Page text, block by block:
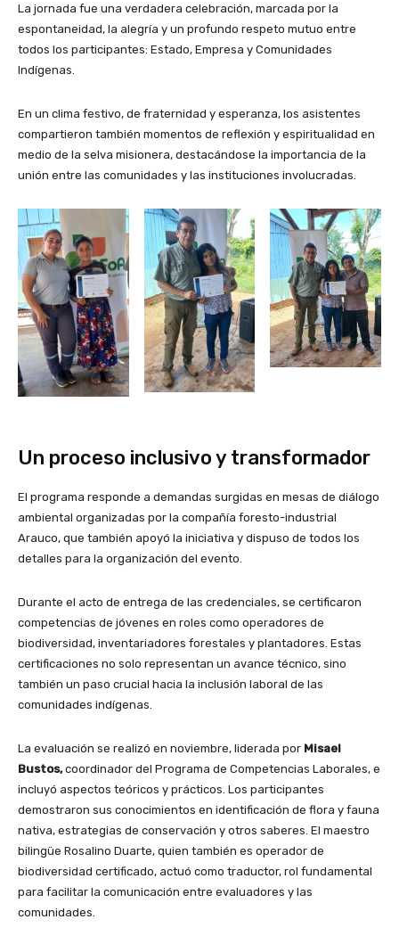
La jornada fue una verdadera celebración, marcada por la
espontaneidad, la alegría y un profundo respeto mutuo entre
todos los participantes: Estado, Empresa y Comunidades
Indígenas.
En un clima festivo, de fraternidad y esperanza, los asistentes
compartieron también momentos de reflexión y espiritualidad en
medio de la selva misionera, destacándose la importancia de la
unión entre las comunidades y las instituciones involucradas.
Un proceso inclusivo y transformador
El programa responde a demandas surgidas en mesas de diálogo
ambiental organizadas por la compañía foresto-industrial
Arauco, que también apoyó la iniciativa y dispuso de todos los
detalles para la organización del evento.
Durante el acto de entrega de las credenciales, se certificaron
competencias de jóvenes en roles como operadores de
biodiversidad, inventariadores forestales y plantadores. Estas
certificaciones no solo representan un avance técnico, sino
también un paso crucial hacia la inclusión laboral de las
comunidades indígenas.
La evaluación se realizó en noviembre, liderada por Misael
Bustos,coordinador del Programa de Competencias Laborales, e
incluyó aspectos teóricos y prácticos. Los participantes
demostraron sus conocimientos en identificación de flora y fauna
nativa, estrategias de conservación y otros saberes. El maestro
bilingüe Rosalino Duarte, quien también es operador de
biodiversidad certificado, actuó como traductor, rol fundamental
para facilitar la comunicación entre evaluadores y las
comunidades.